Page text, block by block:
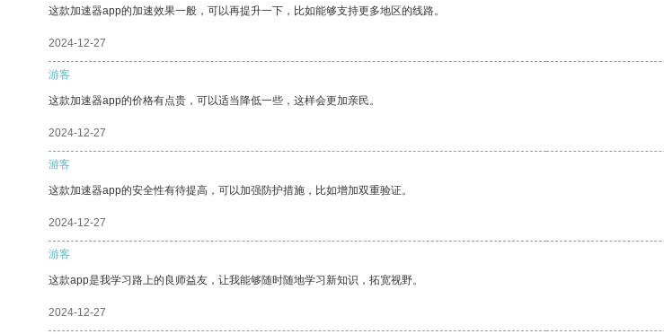
这款加速器app的加速效果一般，可以再提升一下，比如能够支持更多地区的线路。
2024-12-27
游客
这款加速器app的价格有点贵，可以适当降低一些，这样会更加亲民。
2024-12-27
游客
这款加速器app的安全性有待提高，可以加强防护措施，比如增加双重验证。
2024-12-27
游客
这款app是我学习路上的良师益友，让我能够随时随地学习新知识，拓宽视野。
2024-12-27